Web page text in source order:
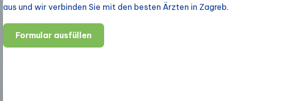
aus und wir verbinden Sie mit den besten Ärzten in Zagreb.
Formular ausfüllen